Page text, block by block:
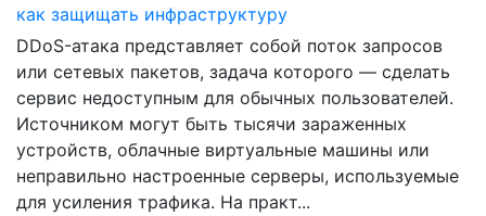
как защищать инфраструктуру
DDoS-атака представляет собой поток запросов
или сетевых пакетов, задача которого — сделать
сервис недоступным для обычных пользователей.
Источником могут быть тысячи зараженных
устройств, облачные виртуальные машины или
неправильно настроенные серверы, используемые
для усиления трафика. На практ...